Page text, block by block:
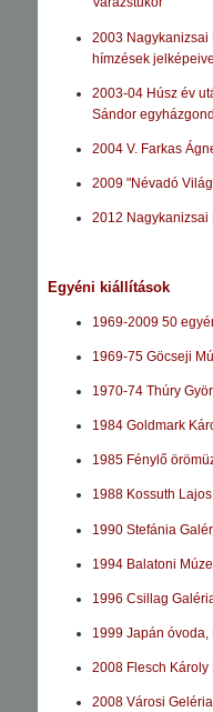
2003 Nagykanizsai
hímzések
2003-04 Húsz év
Sándor
2004 V. Farkas
2009 "Névadó
2012 Nagykanizsai
Egyéni kiállítások
1969-2009 50
1969-75 Göcseji
1970-74 Thúry
1984 Goldmark
1985 Fénylő
1988 Kossuth
1990 Stefánia
1994 Balatoni
1996 Csillag
1999 Japán óvoda,
2008 Flesch
2008 Városi